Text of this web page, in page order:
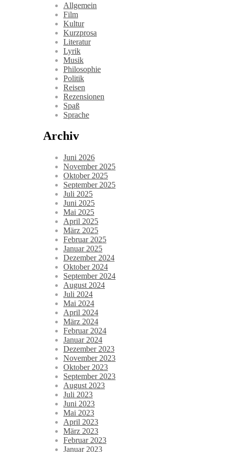
Allgemein
Film
Kultur
Kurzprosa
Literatur
Lyrik
Musik
Philosophie
Politik
Reisen
Rezensionen
Spaß
Sprache
Archiv
Juni 2026
November 2025
Oktober 2025
September 2025
Juli 2025
Juni 2025
Mai 2025
April 2025
März 2025
Februar 2025
Januar 2025
Dezember 2024
Oktober 2024
September 2024
August 2024
Juli 2024
Mai 2024
April 2024
März 2024
Februar 2024
Januar 2024
Dezember 2023
November 2023
Oktober 2023
September 2023
August 2023
Juli 2023
Juni 2023
Mai 2023
April 2023
März 2023
Februar 2023
Januar 2023